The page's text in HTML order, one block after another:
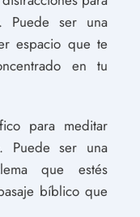
Puede ser una
espacio que te
en tu
para meditar
Puede ser una
que estés
bíblico que